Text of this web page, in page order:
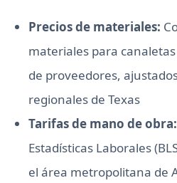
Precios de materiales:
materiales para
de proveedores,
regionales de Texas
Tarifas de mano de obra:
Estadísticas Laborales
el área metropolitana de